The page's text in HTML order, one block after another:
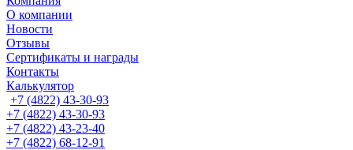
О компании
Новости
Отзывы
Сертификаты и награды
Контакты
Калькулятор
+7 (4822) 43-30-93
+7 (4822) 43-30-93
+7 (4822) 43-23-40
+7 (4822) 68-12-91